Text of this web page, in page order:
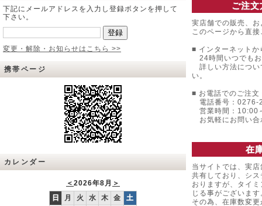
下記にメールアドレスを入力し登録ボタンを押して
下さい。
変更・解除・お知らせはこちら >>
携帯ページ
カレンダー
＜ 2026年8月 ＞
日
月 火 水 木 金
土
ご注
実店舗での販売、
このページから直
■ インターネットか
24時間いつでも
詳しい方法につい
い。
■ お電話でのご注文
電話番号：0276-
営業時間：10:00
お気軽にお問い合
在
当サイトでは、実
共有しており、シ
おりますが、タイ
じる事がございます
その為、在庫数変